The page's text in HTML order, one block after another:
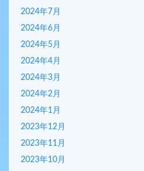
2024年7月
2024年6月
2024年5月
2024年4月
2024年3月
2024年2月
2024年1月
2023年12月
2023年11月
2023年10月